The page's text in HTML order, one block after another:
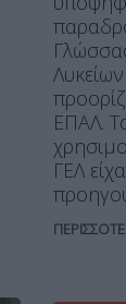
ΕΠΑΛ.
ΓΕΛ